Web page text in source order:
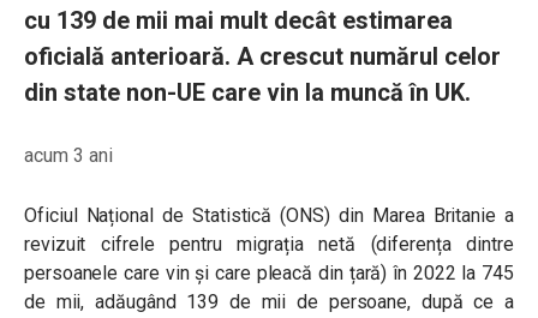
cu 139 de mii mai mult decât estimarea
oficială anterioară. A crescut numărul celor
din state non-UE care vin la muncă în UK.
acum 3 ani
Oficiul Național de Statistică (ONS) din Marea Britanie a
revizuit cifrele pentru migrația netă (diferența dintre
persoanele care vin și care pleacă din țară) în 2022 la 745
de mii, adăugând 139 de mii de persoane, după ce a